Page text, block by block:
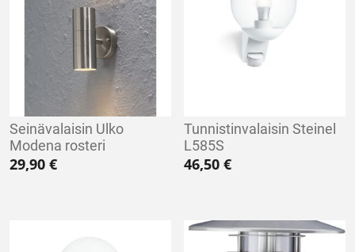
Seinävalaisin Ulko
Modena rosteri
29,90 €
Tunnistinvalaisin Steinel
L585S
46,50€